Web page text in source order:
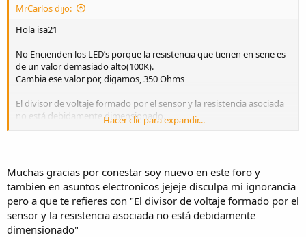
MrCarlos dijo:
Hola isa21
No Encienden los LED’s porque la resistencia que tienen en serie es
de un valor demasiado alto(100K).
Cambia ese valor por, digamos, 350 Ohms
El divisor de voltaje formado por el sensor y la resistencia asociada
no está debidamente dimensionado.
Hacer clic para expandir...
Muchas gracias por conestar soy nuevo en este foro y
tambien en asuntos electronicos jejeje disculpa mi ignorancia
pero a que te refieres con "El divisor de voltaje formado por el
sensor y la resistencia asociada no está debidamente
dimensionado"